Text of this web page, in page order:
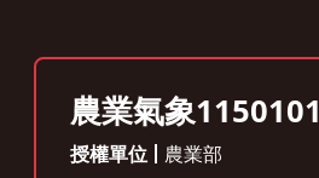
農業氣象1150101
授權單位 農業部